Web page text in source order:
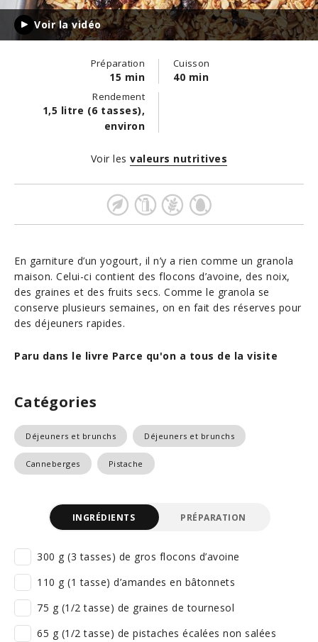
Voir la vidéo
Préparation
15 min
Cuisson
40 min
Rendement
1,5 litre (6 tasses),
environ
En garniture d’un yogourt, il n’y a rien comme un granola
maison. Celui-ci contient des flocons d’avoine, des noix,
des graines et des fruits secs. Comme le granola se
conserve plusieurs semaines, on en fait des réserves pour
des déjeuners rapides.
Paru dans le livre Parce qu'on a tous de la visite
Voir les valeurs nutritives
Catégories
Déjeuners et brunchs Déjeuners et brunchs
Canneberges Pistache
INGRÉDIENTS PRÉPARATION
300 g (3 tasses) de gros flocons d’avoine
110 g (1 tasse) d’amandes en bâtonnets
75 g (1/2 tasse) de graines de tournesol
65 g (1/2 tasse) de pistaches écalées non salées